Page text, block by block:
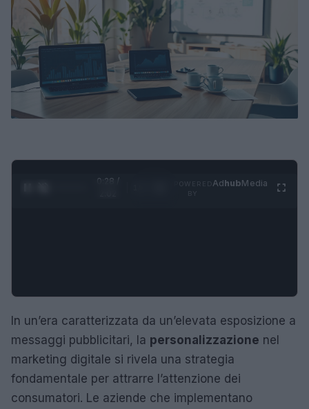
0:28 /
AdhubMedia
In un’era caratterizzata da un’elevata esposizione a
messaggi pubblicitari, la personalizzazione nel
marketing digitale si rivela una strategia
fondamentale per attrarre l’attenzione dei
consumatori. Le aziende che implementano